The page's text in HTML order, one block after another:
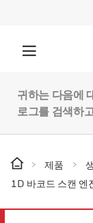
귀하는 다음에
로그를 검색하
제품
1D 바코드 스캔 엔